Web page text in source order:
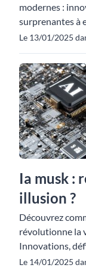
modernes :
surprenantes à
Le 13/01/2025
Ia musk :
illusion ?
Découvrez
révolutionne la
Innovations,
Le 14/01/2025